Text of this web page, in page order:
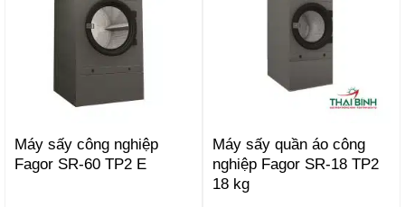
Máy sấy công nghiệp
Fagor SR-60 TP2 E
Máy sấy quần áo công
nghiệp Fagor SR-18 TP2
18 kg